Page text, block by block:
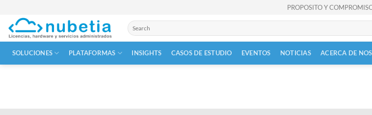
content
PROPOSITO Y
Buscar
por:
SOLUCIONES PLATAFORMAS INSIGHTS CASOS DE ESTUDIO EVENTOS NOTICIAS ACERCA DE